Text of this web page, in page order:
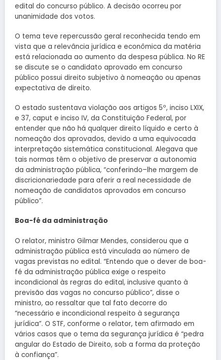
edital do concurso público. A decisão ocorreu por
unanimidade dos votos.
O tema teve repercussão geral reconhecida tendo em
vista que a relevância jurídica e econômica da matéria
está relacionada ao aumento da despesa pública. No RE
se discute se o candidato aprovado em concurso
público possui direito subjetivo à nomeação ou apenas
expectativa de direito.
O estado sustentava violação aos artigos 5º, inciso LXIX,
e 37, caput e inciso IV, da Constituição Federal, por
entender que não há qualquer direito líquido e certo à
nomeação dos aprovados, devido a uma equivocada
interpretação sistemática constitucional. Alegava que
tais normas têm o objetivo de preservar a autonomia
da administração pública, “conferindo–lhe margem de
discricionariedade para aferir a real necessidade de
nomeação de candidatos aprovados em concurso
público”.
Boa-fé da administração
O relator, ministro Gilmar Mendes, considerou que a
administração pública está vinculada ao número de
vagas previstas no edital. “Entendo que o dever de boa-
fé da administração pública exige o respeito
incondicional às regras do edital, inclusive quanto à
previsão das vagas no concurso público”, disse o
ministro, ao ressaltar que tal fato decorre do
“necessário e incondicional respeito à segurança
jurídica”. O STF, conforme o relator, tem afirmado em
vários casos que o tema da segurança jurídica é “pedra
angular do Estado de Direito, sob a forma da proteção
à confiança”.